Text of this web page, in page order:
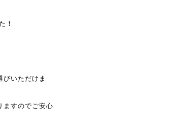
！
いただけま
ますのでご安心